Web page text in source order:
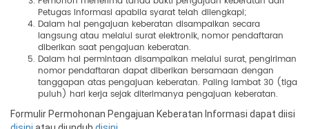
Petugas Informasi apabila syarat telah dilengkapi;
Dalam hal pengajuan keberatan disampaikan secara
langsung atau melalui surat elektronik, nomor pendaftaran
diberikan saat pengajuan keberatan.
Dalam hal permintaan disampaikan melalui surat, pengiriman
nomor pendaftaran dapat diberikan bersamaan dengan
tanggapan atas pengajuan keberatan. Paling lambat 30 (tiga
puluh) hari kerja sejak diterimanya pengajuan keberatan.
Formulir Permohonan Pengajuan Keberatan Informasi dapat diisi